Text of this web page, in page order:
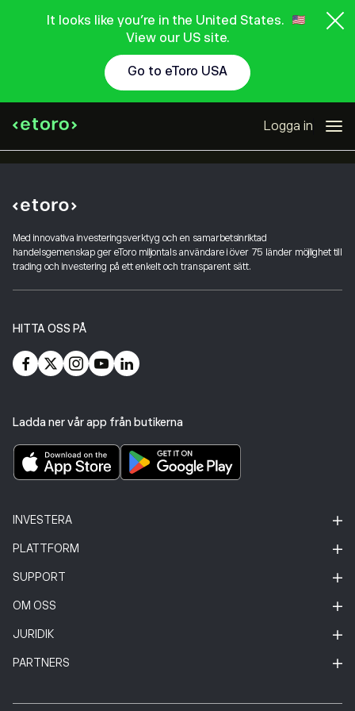
It looks like you're in the United States.
View our US site.
Go to eToro USA
Logga in
Med innovativa investeringsverktyg och en samarbetsinriktad
handelsgemenskap ger eToro miljontals användare i över 75 länder möjlighet till
trading och investering på ett enkelt och transparent sätt.
HITTA OSS PÅ
Ladda ner vår app från butikerna
INVESTERA
PLATTFORM
SUPPORT
OM OSS
JURIDIK
PARTNERS